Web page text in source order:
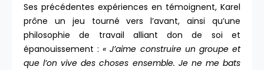
Ses précédentes expériences en témoignent, Karel
prône un jeu tourné vers l’avant, ainsi qu’une
philosophie de travail alliant don de soi et
épanouissement :« J’aime construire un groupe et
que l’on vive des choses ensemble. Je ne me bats